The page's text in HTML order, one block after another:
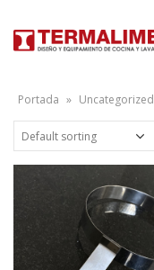
Portada » Uncategorized